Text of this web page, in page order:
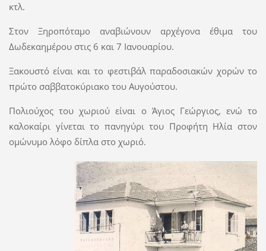
κτλ.
Στον Ξηροπόταμο αναβιώνουν αρχέγονα έθιμα του
Δωδεκαημέρου στις 6 και 7 Ιανουαρίου.
Ξακουστό είναι και το φεστιβάλ παραδοσιακών χορών το
πρώτο σαββατοκύριακο του Αυγούστου.
Πολιούχος του χωριού είναι ο Άγιος Γεώργιος, ενώ το
καλοκαίρι γίνεται το πανηγύρι του Προφήτη Ηλία στον
ομώνυμο λόφο δίπλα στο χωριό.